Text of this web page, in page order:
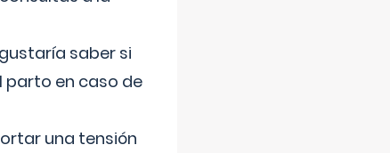
saber si
parto en caso de
una tensión